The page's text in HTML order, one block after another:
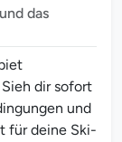
das
dir sofort
und
für deine Ski-